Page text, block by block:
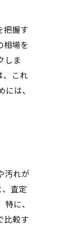
把握す
相場を
しま
、これ
は、
汚れが
査定
に、
比較す